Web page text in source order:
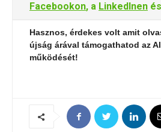
Facebookon, a LinkedInen
Hasznos, érdekes volt amit
újság árával támogathatod az
működését!